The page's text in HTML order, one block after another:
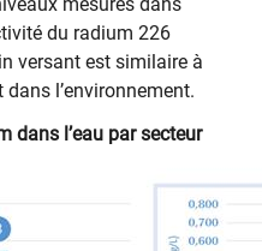
du radium 226
versant est similaire à
l’environnement.
dans l’eau par secteur